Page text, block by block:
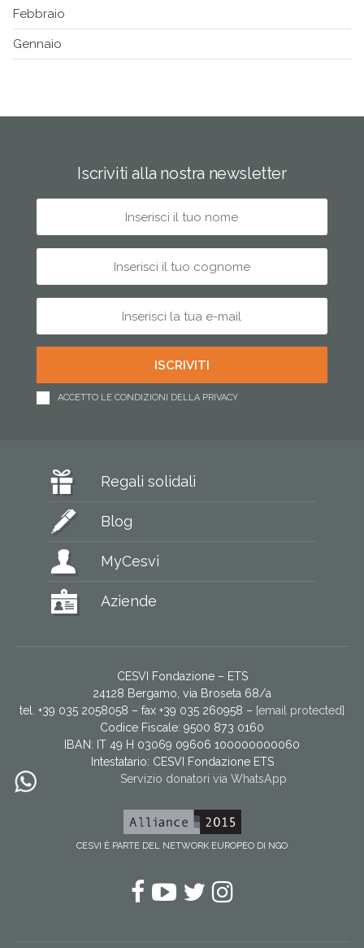
Febbraio
Gennaio
Iscriviti alla nostra newsletter
ACCETTO LE CONDIZIONI DELLA PRIVACY
Regali solidali
Blog
MyCesvi
Aziende
CESVI Fondazione – ETS
24128 Bergamo, via Broseta 68/a
tel. +39 035 2058058 – fax +39 035 260958 – [email protected]
Codice Fiscale: 9500 873 0160
IBAN: IT 49 H 03069 09606 100000000060
Intestatario: CESVI Fondazione ETS
Servizio donatori via WhatsApp
CESVI È PARTE DEL NETWORK EUROPEO DI NGO
Facebook
YouTube
Twitter
Instagram